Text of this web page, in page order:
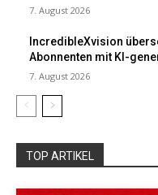
7. August 2026
IncredibleXvision
Abonnenten mit KI-
7. August 2026
TOP ARTIKEL